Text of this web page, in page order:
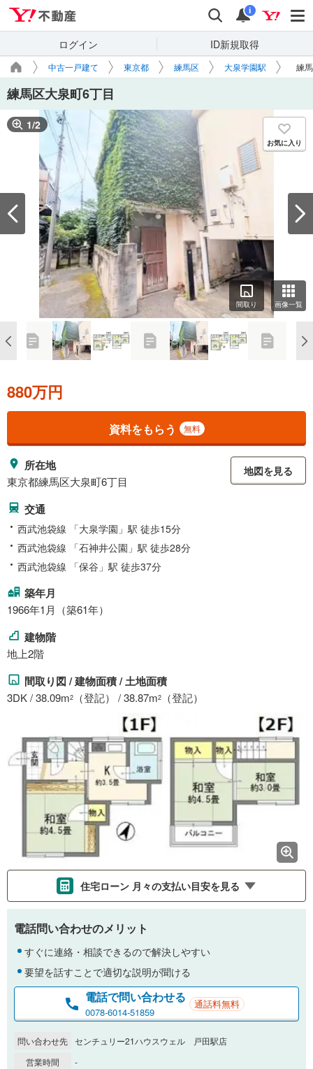
検索 通知
i
ログイン ID新規取得
中古一戸建て 東京都 練馬区 大泉学園駅 練
練馬区大泉町6丁目
1/2
お気に入り
間取り 画像一覧
880万円
資料をもらう 無料
所在地
東京都練馬区大泉町6丁目
地図を見る
交通
西武池袋線 「大泉学園」駅 徒歩15分
西武池袋線 「石神井公園」駅 徒歩28分
西武池袋線 「保谷」駅 徒歩37分
築年月
1966年1月（築61年）
建物階
地上2階
間取り図 / 建物面積 / 土地面積
3DK / 38.09m2 （登記） / 38.87m2 （登記）
住宅ローン 月々の支払い目安を見る
支払いの目安をシミュレーションすることができます。
金利
0.01%
電話問い合わせのメリット
すぐに連絡・相談できるので解決しやすい
要望を話すことで適切な説明が聞ける
電話で問い合わせる
0078-6014-51859
通話料無料
問い合わせ先
センチュリー21ハウスウェル 戸田駅店
営業時間
-